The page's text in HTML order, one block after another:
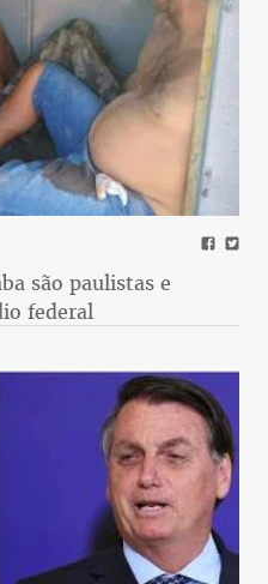
são paulistas e
federal